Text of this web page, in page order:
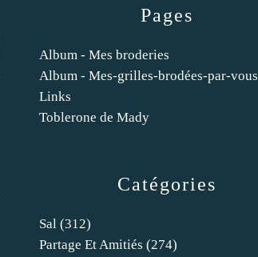
Catégories
Sal (312)
Partage Et Amitiés (274)
Pages
Album - Mes broderies
Album - Mes-grilles-brodées-par-vous
Links
Toblerone de Mady